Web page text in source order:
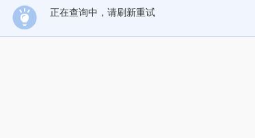
正在查询中，请刷新重试